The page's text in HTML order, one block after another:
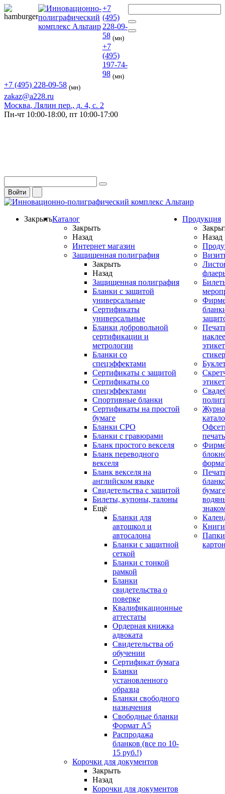
+7
(495)
228-09-
58 (мн)
+7
(495)
197-74-
98 (мн)
+7 (495) 228-09-58 (мн)
zakaz@a228.ru
Москва, Лялин пер., д. 4, с. 2
Пн-чт 10:00-18:00, пт 10:00-17:00
Войти
ЗакрытьКаталог
Закрыть
Назад
Интернет магазин
Защищенная полиграфия
Закрыть
Назад
Защищенная полиграфия
Бланки с защитой
универсальные
Сертификаты
универсальные
Бланки добровольной
сертификации и
метрологии
Бланки со
спецэффектами
Сертификаты с защитой
Сертификаты со
спецэффектами
Спортивные бланки
Cертификаты на простой
бумаге
Бланки СРО
Бланки с гравюрами
Бланк простого векселя
Бланк переводного
векселя
Бланк векселя на
английском языке
Свидетельства с защитой
Билеты, купоны, талоны
Ещё
Бланки для
автошкол и
автосалона
Бланки с защитной
сеткой
Бланки с тонкой
рамкой
Бланки
свидетельства о
поверке
Квалификационные
аттестаты
Ордерная книжка
адвоката
Свидетельства об
обучении
Сертификат бумага
Бланки
установленного
образца
Бланки свободного
назначения
Свободные бланки
Формат А5
Распродажа
бланков (все по 10-
15 руб.!)
Корочки для документов
Закрыть
Назад
Корочки для документов
Продукция
Назад
печать
Книги
Папки